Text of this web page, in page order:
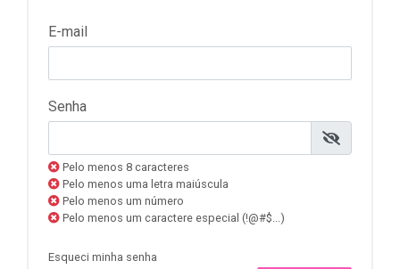
E-mail
Senha
Pelo menos 8 caracteres
Pelo menos uma letra maiúscula
Pelo menos um número
Pelo menos um caractere especial (!@#$...)
Esqueci minha senha